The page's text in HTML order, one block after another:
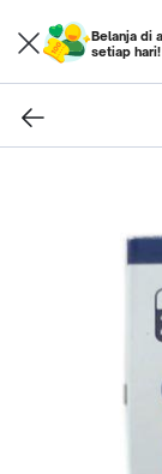
Belanja di
setiap hari!